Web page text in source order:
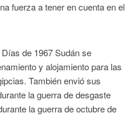
fuerza a tener en cuenta en el
de 1967 Sudán se
y alojamiento para las
También envió sus
la guerra de desgaste
la guerra de octubre de